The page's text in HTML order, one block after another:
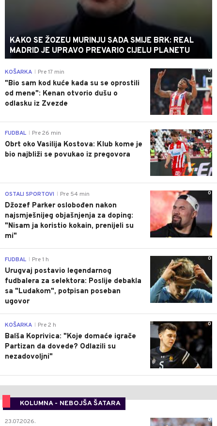
KAKO SE ŽOZEU MURINJU SADA SMIJE BRK: REAL
MADRID JE UPRAVO PREVARIO CIJELU PLANETU
0
KOŠARKA Pre 17 min
"Bio sam kod kuće kada su se oprostili
od mene": Kenan otvorio dušu o
odlasku iz Zvezde
0
FUDBAL Pre 26 min
Obrt oko Vasilija Kostova: Klub kome je
bio najbliži se povukao iz pregovora
0
OSTALI SPORTOVI Pre 54 min
Džozef Parker oslobođen nakon
najsmješnijeg objašnjenja za doping:
"Nisam ja koristio kokain, prenijeli su
mi"
0
FUDBAL Pre 1 h
Urugvaj postavio legendarnog
fudbalera za selektora: Poslije debakla
sa "Ludakom", potpisan poseban
ugovor
0
KOŠARKA Pre 2 h
Balša Koprivica: "Koje domaće igrače
Partizan da dovede? Odlazili su
nezadovoljni"
KOLUMNA - NEBOJŠA ŠATARA
0
23.07.2026.